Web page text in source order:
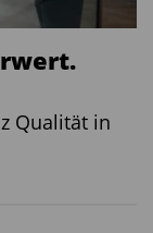
Qualität in